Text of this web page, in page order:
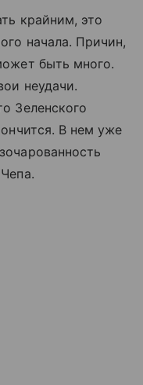
крайним, это
начала. Причин,
быть много.
неудачи.
Зеленского
В нем уже